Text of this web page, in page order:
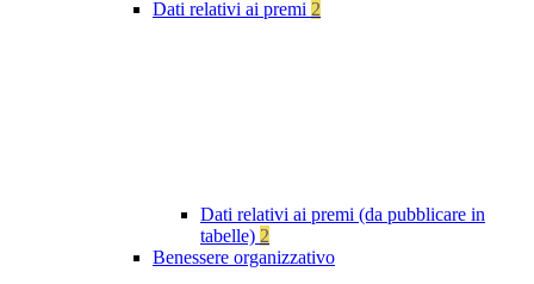
Dati relativi ai premi 2
Dati relativi ai premi (da pubblicare in
tabelle) 2
Benessere organizzativo